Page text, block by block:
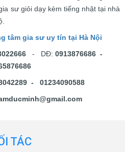
sư giỏi dạy kèm tiếng nhật tại nhà
tâm gia sư uy tín tại Hà Nội
- DĐ: 0913876686 -
- 01234090588
TÁC